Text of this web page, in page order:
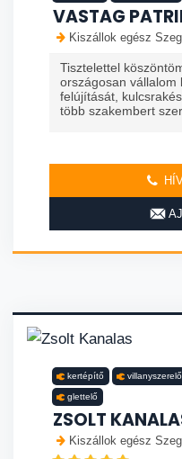
VASTAG
Kiszállok egész
Tisztelettel
országosan vállalom
felújítását,
több szakembert
kertépítő villanyszerelő
glettelő
ZSOLT
Kiszállok egész